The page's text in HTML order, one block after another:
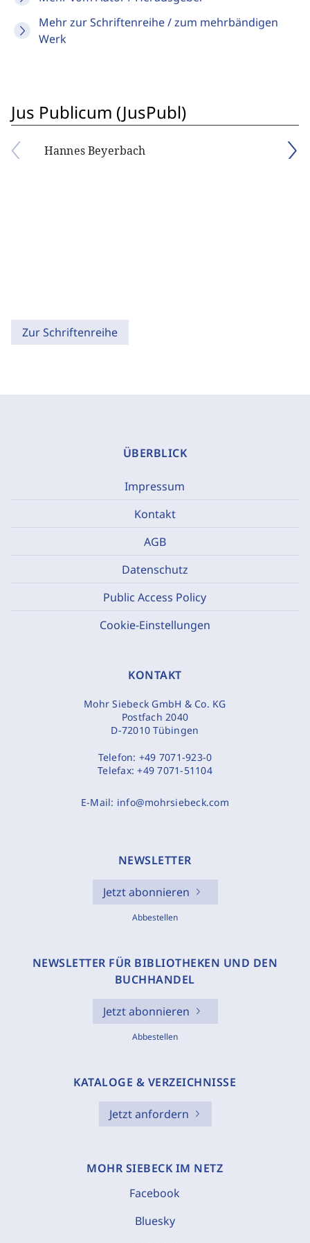
Mehr zur Schriftenreihe / zum mehrbändigen
Werk
Jus Publicum (JusPubl)
Hannes Beyerbach
Zur Schriftenreihe
ÜBERBLICK
Impressum
Kontakt
AGB
Datenschutz
Public Access Policy
Cookie-Einstellungen
KONTAKT
Mohr Siebeck GmbH & Co. KG
Postfach 2040
D-72010 Tübingen
Telefon: +49 7071-923-0
Telefax:+49 7071-51104
E-Mail: info@mohrsiebeck.com
NEWSLETTER
Jetzt abonnieren
Abbestellen
NEWSLETTER FÜR BIBLIOTHEKEN UND DEN
BUCHHANDEL
Jetzt abonnieren
Abbestellen
KATALOGE & VERZEICHNISSE
Jetzt anfordern
MOHR SIEBECK IM NETZ
Facebook
Bluesky